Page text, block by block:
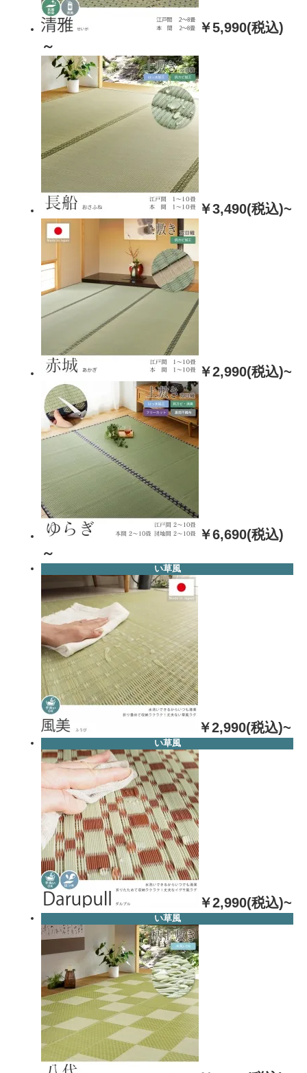
￥5,990(税込)
～
￥3,490(税込)~
￥2,990(税込)~
￥6,690(税込)
～
い草風
￥2,990(税込)~
い草風
￥2,990(税込)~
い草風